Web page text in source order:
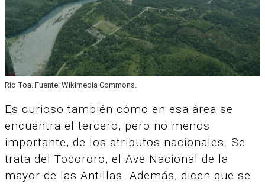
Río Toa. Fuente: Wikimedia Commons.
Es curioso también cómo en esa área se
encuentra el tercero, pero no menos
importante, de los atributos nacionales. Se
trata del Tocororo, el Ave Nacional de la
mayor de las Antillas. Además, dicen que se